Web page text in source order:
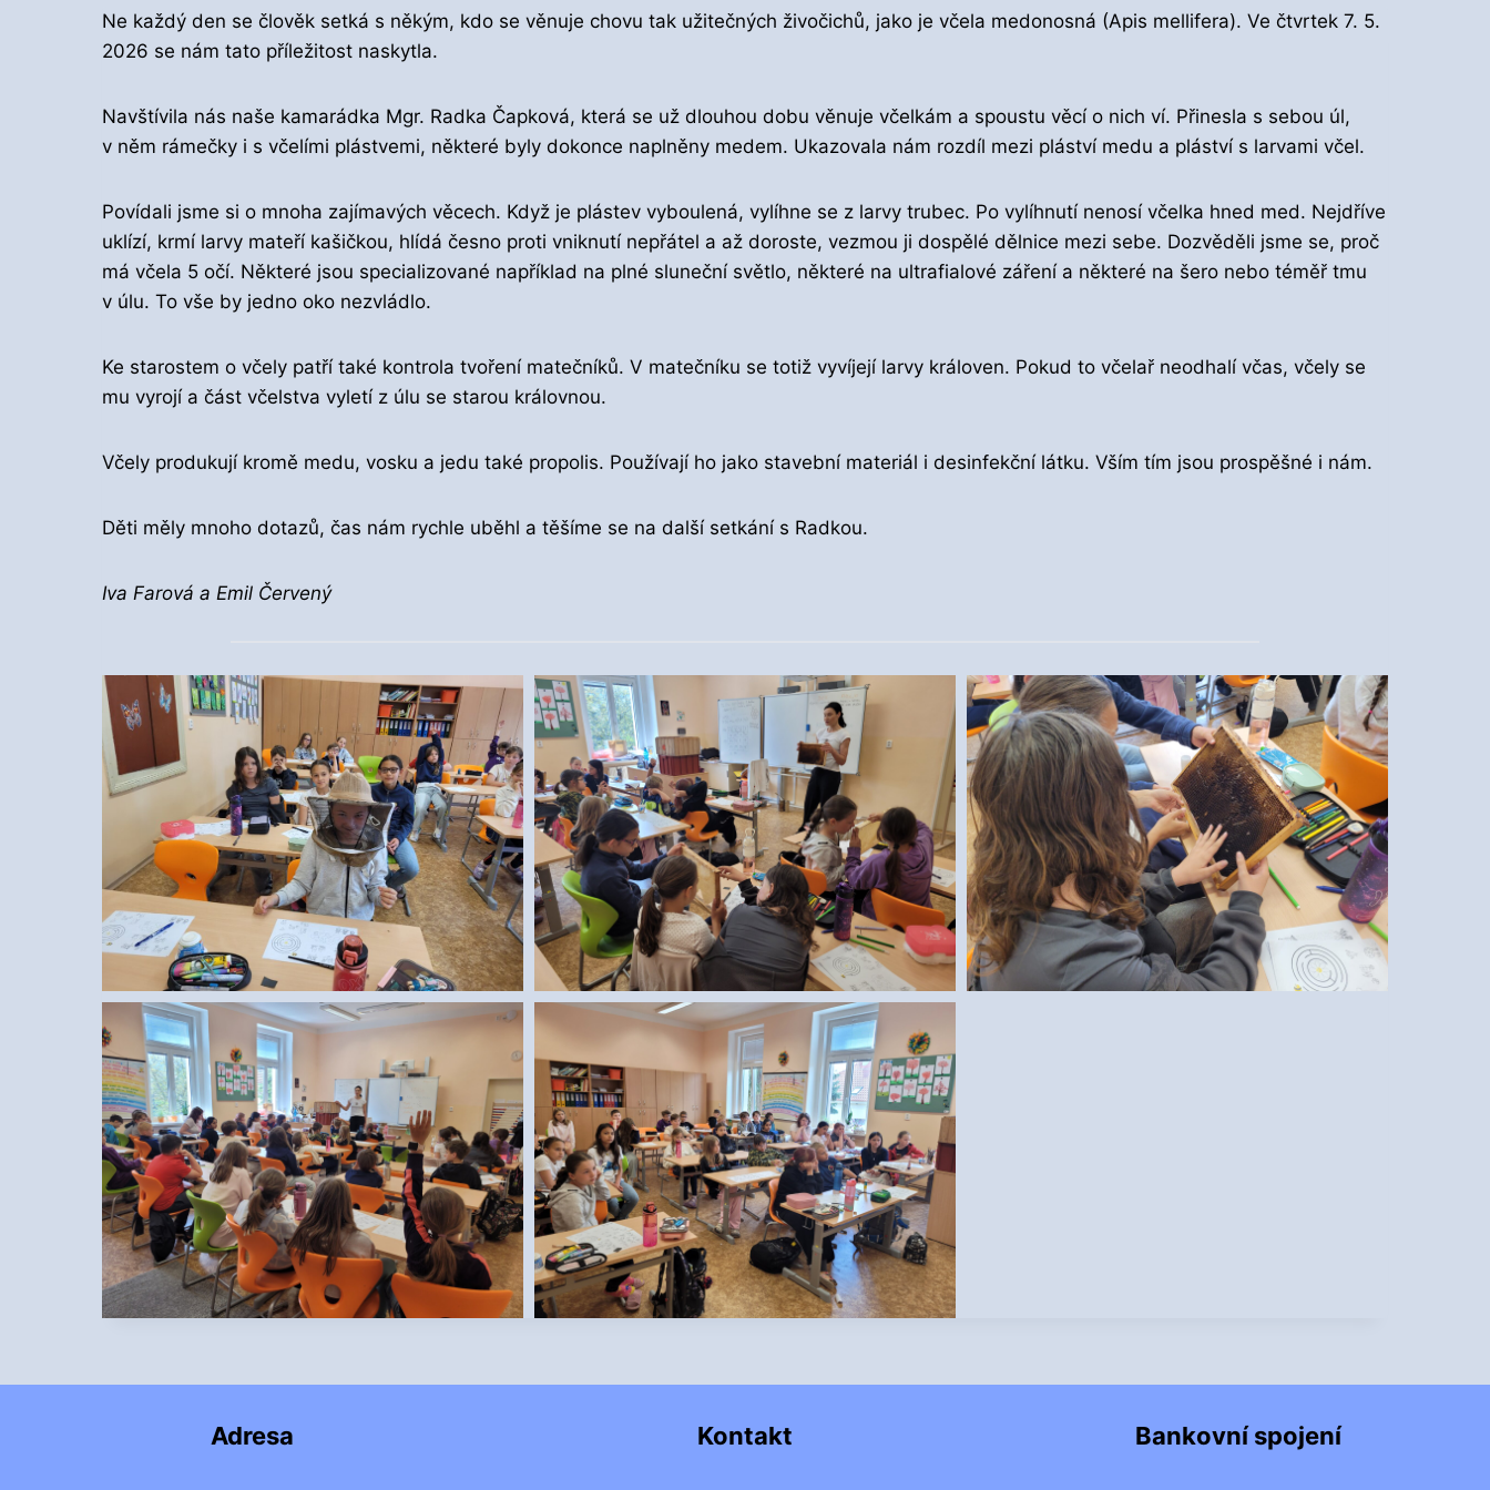
Ne každý den se člověk setká s někým, kdo se věnuje chovu tak užitečných živočichů, jako je včela medonosná (Apis mellifera). Ve čtvrtek 7. 5.
2026 se nám tato příležitost naskytla.
Navštívila nás naše kamarádka Mgr. Radka Čapková, která se už dlouhou dobu věnuje včelkám a spoustu věcí o nich ví. Přinesla s sebou úl,
v něm rámečky i s včelími plástvemi, některé byly dokonce naplněny medem. Ukazovala nám rozdíl mezi pláství medu a pláství s larvami včel.
Povídali jsme si o mnoha zajímavých věcech. Když je plástev vyboulená, vylíhne se z larvy trubec. Po vylíhnutí nenosí včelka hned med. Nejdříve
uklízí, krmí larvy mateří kašičkou, hlídá česno proti vniknutí nepřátel a až doroste, vezmou ji dospělé dělnice mezi sebe. Dozvěděli jsme se, proč
má včela 5 očí. Některé jsou specializované například na plné sluneční světlo, některé na ultrafialové záření a některé na šero nebo téměř tmu
v úlu. To vše by jedno oko nezvládlo.
Ke starostem o včely patří také kontrola tvoření matečníků. V matečníku se totiž vyvíjejí larvy královen. Pokud to včelař neodhalí včas, včely se
mu vyrojí a část včelstva vyletí z úlu se starou královnou.
Včely produkují kromě medu, vosku a jedu také propolis. Používají ho jako stavební materiál i desinfekční látku. Vším tím jsou prospěšné i nám.
Děti měly mnoho dotazů, čas nám rychle uběhl a těšíme se na další setkání s Radkou.
Iva Farová a Emil Červený
Adresa Kontakt Bankovní spojení